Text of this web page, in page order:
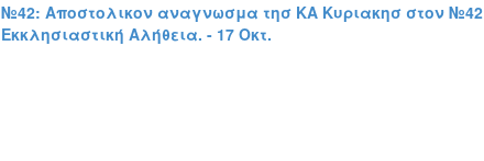
№42: Αποστολικον αναγνωσμα τησ ΚΑ Κυριακησ στον №42
Εκκλησιαστική Αλήθεια. - 17 Οκτ.